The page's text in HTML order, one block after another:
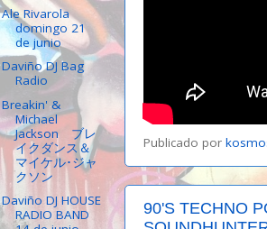
Publicado por
90'S TECHNO
Ale Rivarola
domingo 21
de junio
Daviño DJ Bag
Radio
Breakin' &
Michael
Jackson ブレ
イクダンス＆
マイケル･ジャ
クソン
Daviño DJ HOUSE
RADIO BAND